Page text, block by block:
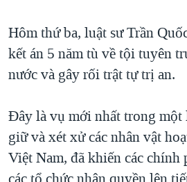
Hôm thứ ba, luật sư Trần
kết án 5 năm tù về tội tuyên
nước và gây rối trật tự trị an.
Đây là vụ mới nhất trong một
giữ và xét xử các nhân vật
Việt Nam, đã khiến các chính